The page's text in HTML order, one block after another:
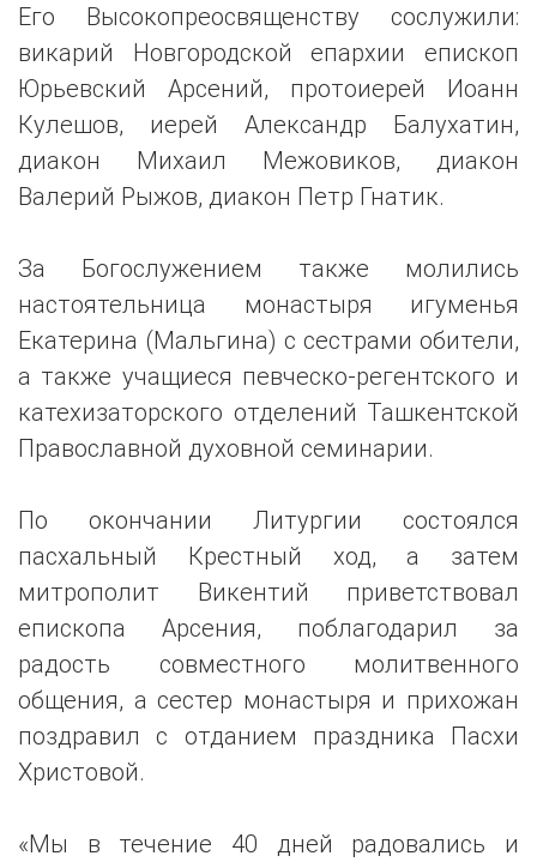
Его Высокопреосвященству сослужили:
викарий Новгородской епархии епископ
Юрьевский Арсений, протоиерей Иоанн
Кулешов, иерей Александр Балухатин,
диакон Михаил Межовиков, диакон
Валерий Рыжов, диакон Петр Гнатик.
За Богослужением также молились
настоятельница монастыря игуменья
Екатерина (Мальгина) с сестрами обители,
а также учащиеся певческо-регентского и
катехизаторского отделений Ташкентской
Православной духовной семинарии.
По окончании Литургии состоялся
пасхальный Крестный ход, а затем
митрополит Викентий приветствовал
епископа Арсения, поблагодарил за
радость совместного молитвенного
общения, а сестер монастыря и прихожан
поздравил с отданием праздника Пасхи
Христовой.
«Мы в течение 40 дней радовались и